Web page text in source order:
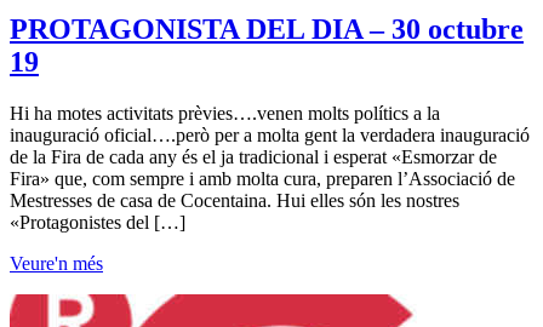
PROTAGONISTA DEL DIA – 30 octubre
19
Hi ha motes activitats prèvies….venen molts polítics a la
inauguració oficial….però per a molta gent la verdadera inauguració
de la Fira de cada any és el ja tradicional i esperat «Esmorzar de
Fira» que, com sempre i amb molta cura, preparen l’Associació de
Mestresses de casa de Cocentaina. Hui elles són les nostres
«Protagonistes del […]
Veure'n més